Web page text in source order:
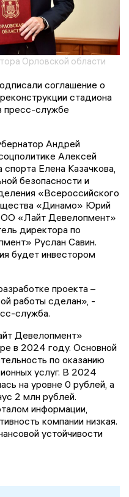
Орловской области
соглашение о
стадиона
пресс-службе
Андрей
Алексей
Елена Казачкова,
безопасности и
«Всероссийского
«Динамо» Юрий
«Лайт Девелопмент»
директора по
Руслан Савин.
будет инвестором
проекта –
работы сделан», -
служба.
Девелопмент»
в 2024 году. Основной
по оказанию
услуг. В 2024
на уровне 0 рублей, а
2 млн рублей.
информации,
компании низкая.
устойчивости